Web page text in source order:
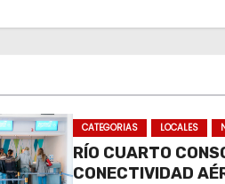
CATEGORIAS LOCALES
RÍO CUARTO
CONECTIVIDAD